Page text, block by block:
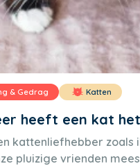
& Gedrag Katten
heeft een kat
kattenliefhebber zoals
pluizige vrienden